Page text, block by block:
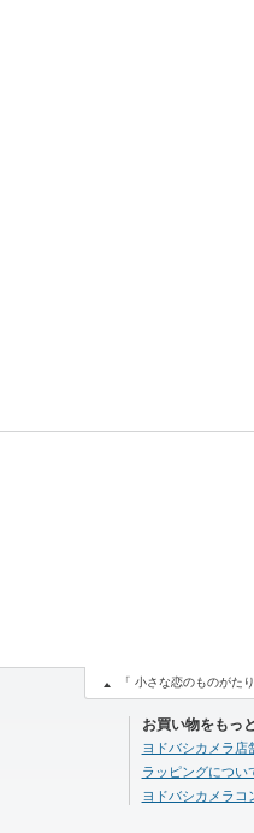
お買い物をもっ
ヨドバシカメラ店
ラッピングについ
ヨドバシカメラコ
「 小さな恋のものがた